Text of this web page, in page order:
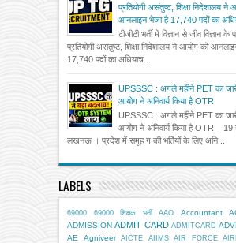
प्रतियोगी असंतुष्ट, शिक्षा निदेशालय ने
आनलाइन भेजा है 17,740 पदों का
टीजीटी भर्ती में विज्ञान से जीव विज्ञान
प्रतियोगी असंतुष्ट, शिक्षा निदेशालय ने आयोग को
17,740 पदों का अधियाच...
UPSSSC : अगले महीने PET का जारी
आयोग ने अनिवार्य किया है OTR
UPSSSC : अगले महीने PET का जारी
आयोग ने अनिवार्य किया है OTR 19
लखनऊ । प्रदेश में समूह ग की भर्तियों के लिए अनि...
LABELS
69000 69000 शिक्षक भर्ती AAO Accountant
ADMISSION ADMIT CARD ADMITCARD
AE
Agniveer AICTE AIIMS AIR FORCE